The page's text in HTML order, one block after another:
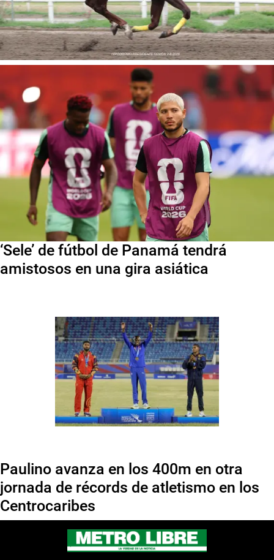
‘Sele’ de fútbol de Panamá tendrá
amistosos en una gira asiática
Paulino avanza en los 400m en otra
jornada de récords de atletismo en los
Centrocaribes